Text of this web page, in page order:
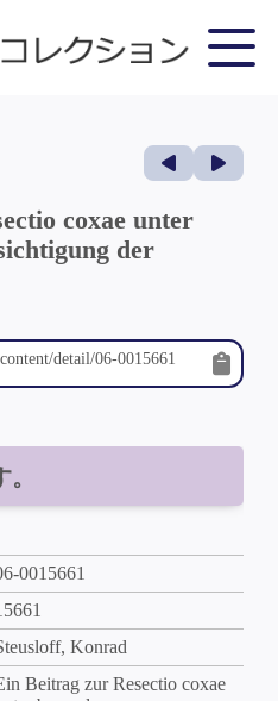
coxae unter
der
0015661
Konrad
Beitrag zur Resectio coxae